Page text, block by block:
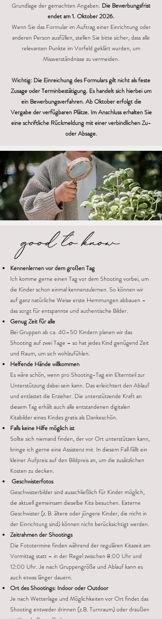
Grundlage der gemachten Angaben. Die Bewerbungsfrist
endet am 1. Oktober 2026.
Wenn Sie das Formular im Auftrag einer Einrichtung oder
anderen Person ausfüllen, stellen Sie bitte sicher, dass alle
relevanten Punkte im Vorfeld geklärt wurden, um
Missverständnisse zu vermeiden.
Wichtig: Die Einreichung des Formulars gilt nicht als feste
Zusage oder Terminbestätigung. Es handelt sich hierbei um
ein Bewerbungsverfahren. Ab Oktober erfolgt die
Vergabe der verfügbaren Plätze. Im Anschluss erhalten Sie
eine schriftliche Rückmeldung mit einer verbindlichen Zu-
oder Absage.
Kennenlernen vor dem großen Tag
Ich komme gerne einen Tag vor dem Shooting vorbei, um
die Kinder schon einmal kennenzulernen. So können wir
auf ganz natürliche Weise erste Hemmungen abbauen –
das sorgt für entspannte und authentische Bilder.
Genug Zeit für alle
Bei Gruppen ab ca. 40–50 Kindern planen wir das
Shooting auf zwei Tage – so hat jedes Kind genügend Zeit
und Raum, um sich wohlzufühlen.
Helfende Hände willkommen
Es wäre schön, wenn pro Shooting-Tag ein Elternteil zur
Unterstützung dabei sein kann. Das erleichtert den Ablauf
und entlastet die Erzieher. Die unterstützende Kraft an
diesem Tag erhält auch alle entstandenen digitalen
Kitabilder eines Kindes gratis als Dankeschön.
Falls keine Hilfe möglich ist
Sollte sich niemand finden, der vor Ort unterstützen kann,
bringe ich gerne eine Assistenz mit. In diesem Fall fällt ein
kleiner Aufpreis auf den Bildpreis an, um die zusätzlichen
Kosten zu decken.
Geschwisterfotos
Geschwisterbilder sind ausschließlich für Kinder möglich,
die aktuell gemeinsam dieselbe Kita besuchen. Externe
Geschwister (z. B. ältere oder jüngere Kinder, die nicht in
der Einrichtung sind) können nicht berücksichtigt werden.
Zeitrahmen der Shootings
Die Fototermine finden während der regulären Kitazeit am
Vormittag statt – in der Regel zwischen 8:00 Uhr und
12:00 Uhr. Je nach Gruppengröße und Ablauf kann es
auch etwas länger dauern.
Ort des Shootings: Indoor oder Outdoor
Je nach Wetterlage und Möglichkeiten vor Ort findet das
Shooting entweder drinnen (z.B. Turnraum) oder draußen